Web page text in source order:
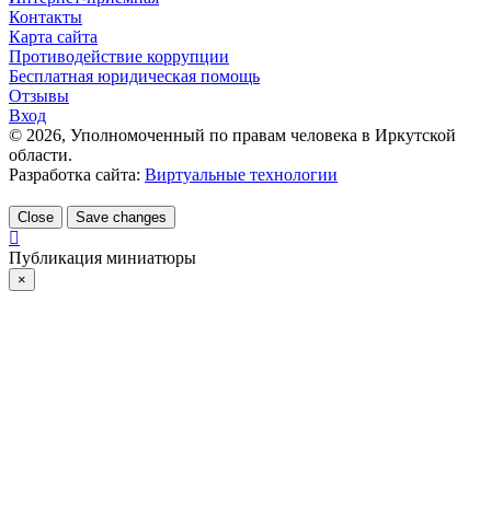
Контакты
Карта сайта
Противодействие коррупции
Бесплатная юридическая помощь
Отзывы
Вход
© 2026, Уполномоченный по правам человека в Иркутской
области.
Разработка сайта: Виртуальные технологии
Close Save changes
Публикация миниатюры
×